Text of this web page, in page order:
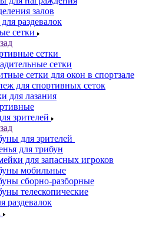
залов
раздевалок
сетки
сетки
сетки
сетки для окон в спортзале
для спортивных сеток
для лазания
зрителей
для зрителей
для трибун
для запасных игроков
мобильные
сборно-разборные
телескопические
раздевалок